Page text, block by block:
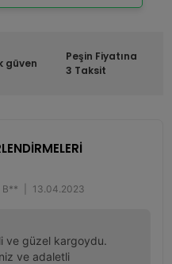
güven
Peşin Fiyatına
3 Taksit
B** 13.04.2023
ve güzel kargoydu.
ve adaletli